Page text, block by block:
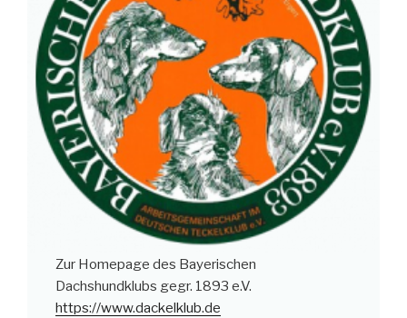
Zur Homepage des Bayerischen
Dachshundklubs gegr. 1893 e.V.
https://www.dackelklub.de